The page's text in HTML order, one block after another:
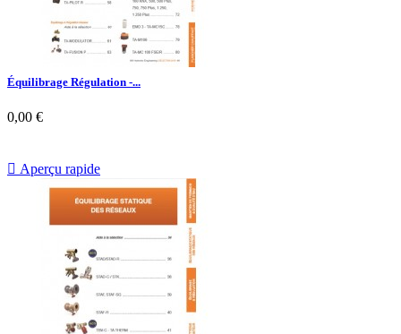
Équilibrage Régulation -...
0,00 €
 Aperçu rapide